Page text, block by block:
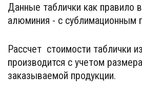
Данные таблички как правило
алюминия - с сублимационным
Рассчет  стоимости таблички
производится с учетом
заказываемой продукции.